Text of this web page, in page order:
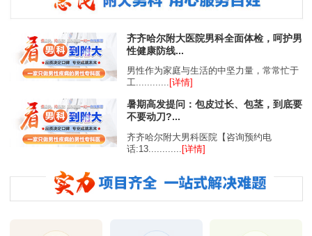
齐齐哈尔附大医院男科全面体检，呵护男
性健康防线...
男性作为家庭与生活的中坚力量，常常忙于
工............ [详情]
暑期高发提问：包皮过长、包茎，到底要
不要动刀?...
齐齐哈尔附大男科医院【咨询预约电
话:13............
[详情]